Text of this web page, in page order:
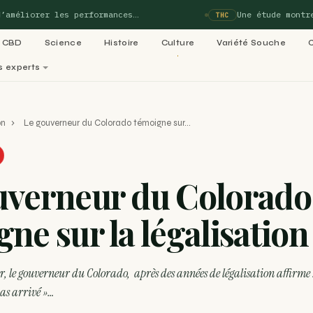
les performances… Une étude montre
CBD Science Histoire Culture Variété Souche
experts
: Variétés cannabis : le
03
Culture
médical : le
05
Légalisation cannabis
dans le
06
ACTU
RECETTE
› Le gouverneur du Colorado témoigne sur…
du Colorado
sur la légalisation
le gouverneur du Colorado, après des années de légalisation affirme
arrivé »…